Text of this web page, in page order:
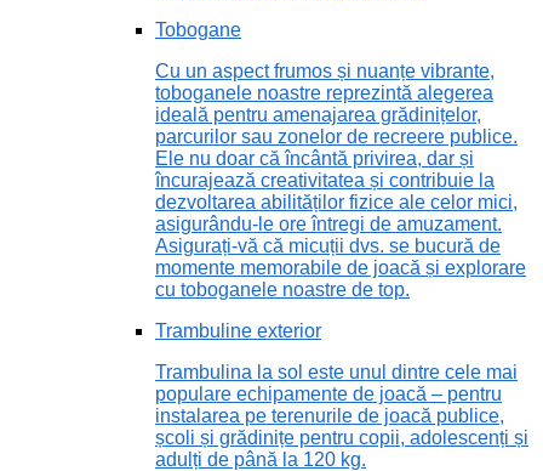
Tobogane
Cu un aspect frumos și nuanțe vibrante,
toboganele noastre reprezintă alegerea
ideală pentru amenajarea grădinițelor,
parcurilor sau zonelor de recreere publice.
Ele nu doar că încântă privirea, dar și
încurajează creativitatea și contribuie la
dezvoltarea abilităților fizice ale celor mici,
asigurându-le ore întregi de amuzament.
Asigurați-vă că micuții dvs. se bucură de
momente memorabile de joacă și explorare
cu toboganele noastre de top.
Trambuline exterior
Trambulina la sol este unul dintre cele mai
populare echipamente de joacă – pentru
instalarea pe terenurile de joacă publice,
școli și grădinițe pentru copii, adolescenți și
adulți de până la 120 kg.